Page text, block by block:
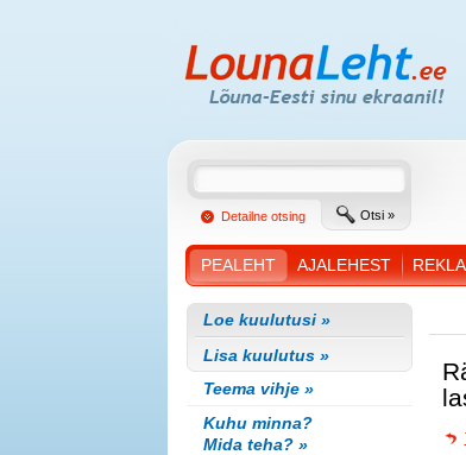
Detailne otsing Otsi »
PEALEHT AJALEHEST
Loe kuulutusi »
Lisa kuulutus »
Teema vihje »
Kuhu minna?
Mida teha? »